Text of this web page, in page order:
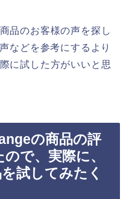
品のお客様の声を探し
などを参考にするより
に試した方がいいと思
の商品の評
で、実際に、
試してみたく